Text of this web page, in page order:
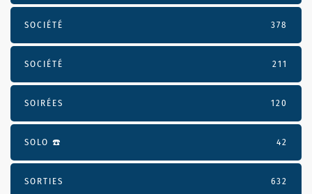
SOCIÉTÉ 378
SOCIÉTÉ 211
SOIRÉES 120
SOLO ☎️ 42
SORTIES 632